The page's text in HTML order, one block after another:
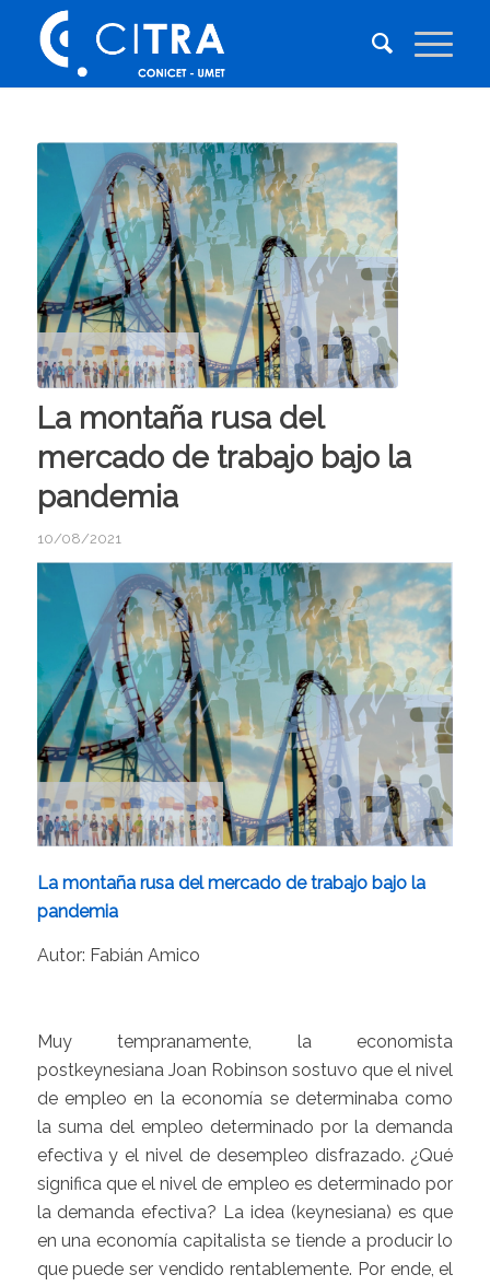
La montaña rusa del
mercado de trabajo bajo la
pandemia
10/08/2021
La montaña rusa del mercado de trabajo bajo la
pandemia
Autor: Fabián Amico
Muy tempranamente, la economista
postkeynesiana Joan Robinson sostuvo que el nivel
de empleo en la economía se determinaba como
la suma del empleo determinado por la demanda
efectiva y el nivel de desempleo disfrazado. ¿Qué
significa que el nivel de empleo es determinado por
la demanda efectiva? La idea (keynesiana) es que
en una economía capitalista se tiende a producir lo
que puede ser vendido rentablemente. Por ende, el